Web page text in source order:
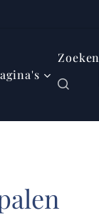
Zoeken